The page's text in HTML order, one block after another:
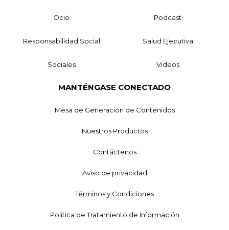
Ocio Podcast
Responsabilidad Social Salud Ejecutiva
Sociales Videos
MANTÉNGASE CONECTADO
Mesa de Generación de Contenidos
Nuestros Productos
Contáctenos
Aviso de privacidad
Términos y Condiciones
Política de Tratamiento de Información